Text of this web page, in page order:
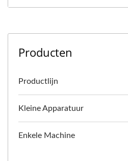
LEIDER
MET DE
Producten
Productlijn
Kleine Apparatuur
Enkele Machine